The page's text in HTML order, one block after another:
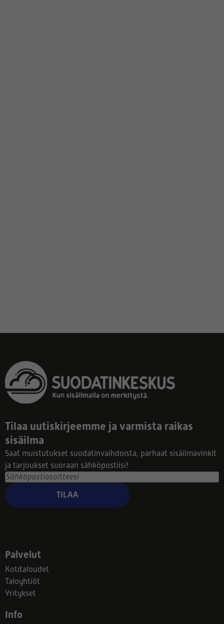
Tilaa uutiskirjeemme ja varmista raikas
sisäilma
Saat muistutukset suodatinvaihdoista, parhaat sisäilmavinkit
ja tarjoukset suoraan sähköpostiisi!
TILAA
Palvelut
Kotitaloudet
Taloyhtiöt
Yritykset
Info